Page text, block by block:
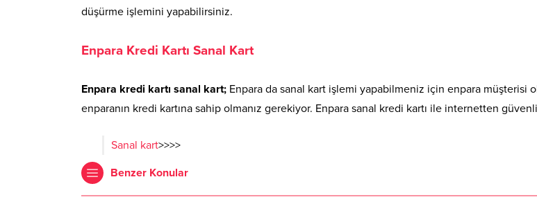
düşürme işlemini yapabilirsiniz.
Enpara Kredi Kartı Sanal Kart
Enpara kredi kartı sanal kart; Enpara da sanal kart işlemi yapabilmeniz için enpara müşterisi
enparanın kredi kartına sahip olmanız gerekiyor. Enpara sanal kredi kartı ile internetten
Sanal kart>>>>
Benzer Konular